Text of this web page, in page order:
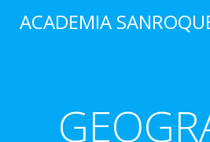
al
ACADEMIA